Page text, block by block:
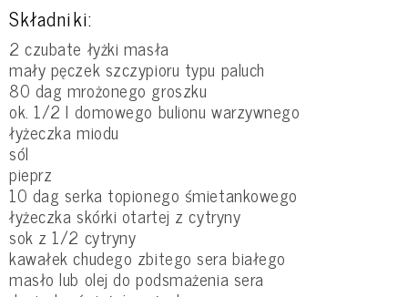
Składniki:
2 czubate łyżki masła
mały pęczek szczypioru typu paluch
80 dag mrożonego groszku
ok. 1/2 l domowego bulionu warzywnego
łyżeczka miodu
sól
pieprz
10 dag serka topionego śmietankowego
łyżeczka skórki otartej z cytryny
sok z 1/2 cytryny
kawałek chudego zbitego sera białego
masło lub olej do podsmażenia sera